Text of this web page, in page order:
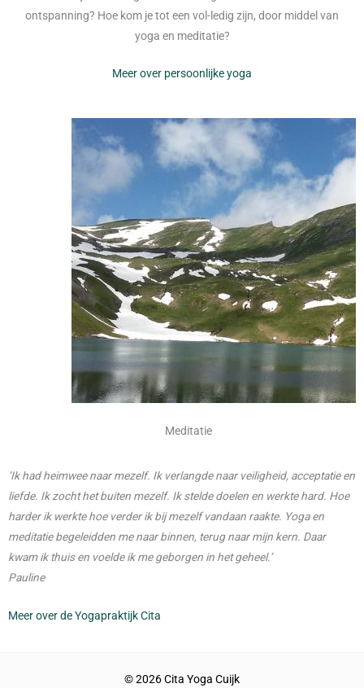
ontspanning? Hoe kom je tot een vol-ledig zijn, door middel van
yoga en meditatie?
Meer over persoonlijke yoga
Meditatie
‘Ik had heimwee naar mezelf. Ik verlangde naar veiligheid, acceptatie en
liefde. Ik zocht het buiten mezelf. Ik stelde doelen en werkte hard. Hoe
harder ik werkte hoe verder ik bij mezelf vandaan raakte. Yoga en
meditatie begeleidden me naar binnen, terug naar mijn kern. Daar
kwam ik thuis en voelde ik me geborgen in het geheel.’
Pauline
Meer over de Yogapraktijk Cita
© 2026 Cita Yoga Cuijk